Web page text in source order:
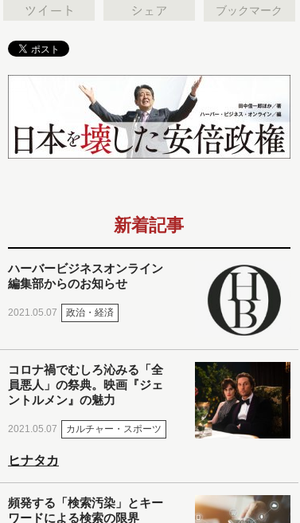
ブックマーク
新着記事
ハーバービジネスオンライン
編集部からのお知らせ
2021.05.07 政治・経済
コロナ禍でむしろ沁みる「全
員悪人」の祭典。映画『ジェ
ントルメン』の魅力
2021.05.07 カルチャー・スポーツ
ヒナタカ
頻発する「検索汚染」とキー
ワードによる検索の限界